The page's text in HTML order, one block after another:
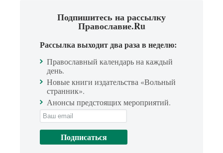
Подпишитесь на рассылку
Православие.Ru
Рассылка выходит два раза в неделю:
Православный календарь на каждый
день.
Новые книги издательства «Вольный
странник».
Анонсы предстоящих мероприятий.